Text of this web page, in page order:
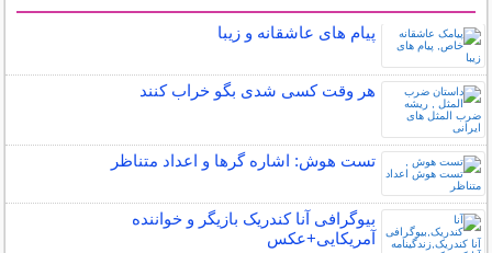
پیام های عاشقانه و زیبا
هر وقت کسی شدی بگو خراب کنند
تست هوش: اشاره گرها و اعداد متناظر
بیوگرافی آنا کندریک بازیگر و خواننده
آمریکایی+عکس